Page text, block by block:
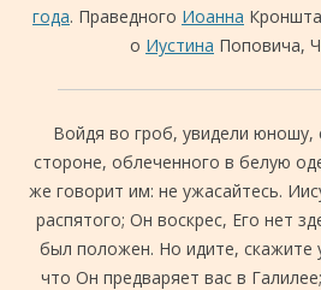
года. Праведного Иоанна
о Иустина Поповича,
Войдя во гроб, увидели юношу,
стороне, облеченного в белую
же говорит им: не ужасайтесь.
распятого; Он воскрес, Его нет
был положен. Но идите, скажите
что Он предваряет вас в